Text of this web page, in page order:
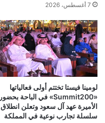
7 أغسطس، 2026
لومينا فيستا تختتم أولى فعالياتها
«Summit200» في الباحة بحضور
الأميرة عهد آل سعود وتعلن انطلاق
سلسلة تجارب نوعية في المملكة